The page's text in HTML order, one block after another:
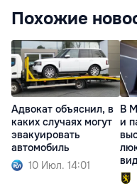
Похожие
Адвокат объяснил, в
каких случаях могут
эвакуировать
автомобиль
10 Июл. 14:01
В
и